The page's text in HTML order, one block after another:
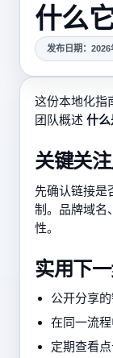
什么
发布日期：2026
这份本地化指
团队概述 什么
关键关
先确认链接是
制。品牌域名
性。
实用下
公开分享的
在同一流
定期查看